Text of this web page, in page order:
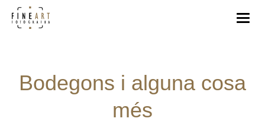
Bodegons i alguna cosa
més